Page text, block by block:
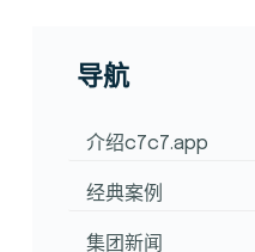
导航
介绍c7c7.app
经典案例
集团新闻